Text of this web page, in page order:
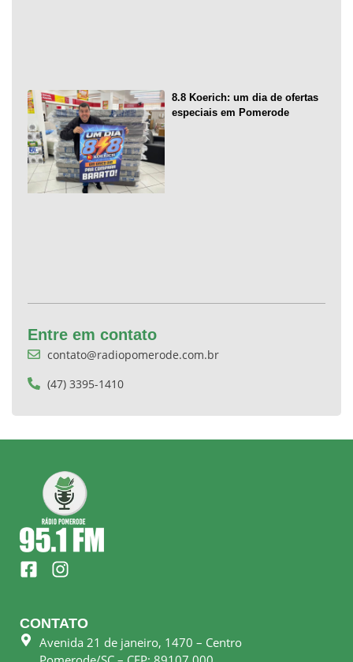
8.8 Koerich: um dia de ofertas
especiais em Pomerode
Entre em contato
contato@radiopomerode.com.br
(47) 3395-1410
F
a
e
b
o
I
n
t
a
g
CONTATO
Avenida 21 de janeiro, 1470 – Centro